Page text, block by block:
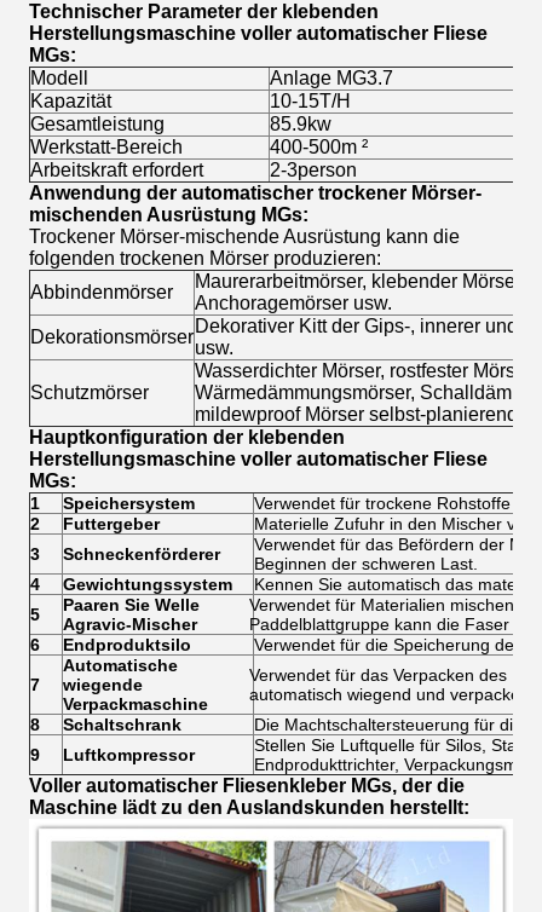
Technischer Parameter der klebenden
Herstellungsmaschine voller automatischer Fliese
MGs:
Modell
Anlage MG3.7
Kapazität
10-15T/H
Gesamtleistung
85.9kw
Werkstatt-Bereich
400-500m ²
Arbeitskraft erfordert
2-3person
Anwendung der automatischer trockener Mörser-
mischenden Ausrüstung MGs:
Trockener Mörser-mischende Ausrüstung kann die
folgenden trockenen Mörser produzieren:
Abbindenmörser
Maurerarbeitmörser, klebender Mörser
Anchoragemörser usw.
Dekorationsmörser
Dekorativer Kitt der Gips-, innerer und
usw.
Schutzmörser
Wasserdichter Mörser, rostfester
Wärmedämmungsmörser,
mildewproof Mörser selbst-planierend
Hauptkonfiguration der klebenden
Herstellungsmaschine voller automatischer Fliese
MGs:
1 Speichersystem
Verwendet für trockene Rohstoffe
2
Futtergeber
Materielle Zufuhr in den Mischer von
3
Schneckenförderer
Verwendet für das Befördern der
Beginnen der schweren Last.
4
Gewichtungssystem
Kennen Sie automatisch das
5
Paaren Sie Welle
Agravic-Mischer
Verwendet für Materialien mischen
Paddelblattgruppe kann die Faser
6
Endproduktsilo Verwendet für die Speicherung des
7
Automatische
wiegende
Verpackmaschine
Verwendet für das Verpacken des
automatisch wiegend und
8
Schaltschrank
Die Machtschaltersteuerung für
9
Luftkompressor
Stellen Sie Luftquelle für Silos,
Endprodukttrichter,
Voller automatischer Fliesenkleber MGs, der die
Maschine lädt zu den Auslandskunden herstellt: